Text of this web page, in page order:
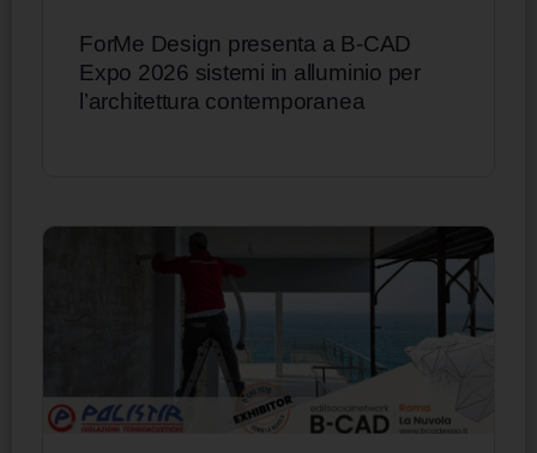
ForMe Design presenta a B-CAD
Expo 2026 sistemi in alluminio per
l’architettura contemporanea